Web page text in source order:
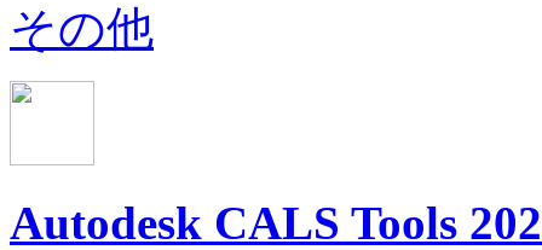
その他
Autodesk CALS Tools